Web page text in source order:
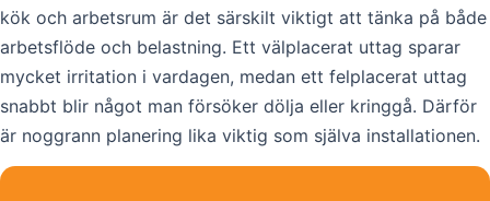
kök och arbetsrum är det särskilt viktigt att tänka på både
arbetsflöde och belastning. Ett välplacerat uttag sparar
mycket irritation i vardagen, medan ett felplacerat uttag
snabbt blir något man försöker dölja eller kringgå. Därför
är noggrann planering lika viktig som själva installationen.